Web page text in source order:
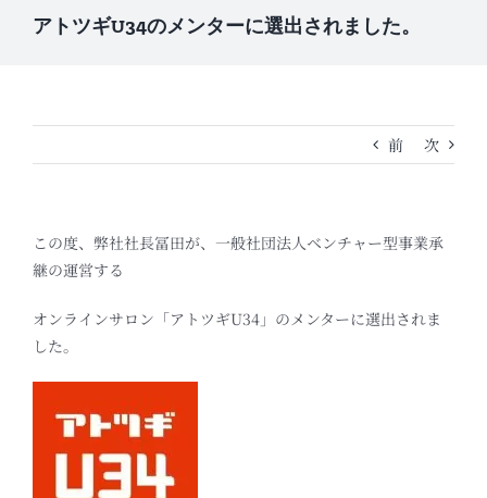
アトツギU34のメンターに選出されました。
前 次
この度、弊社社長冨田が、一般社団法人ベンチャー型事業承
継の運営する
オンラインサロン「アトツギU34」のメンターに選出されま
した。